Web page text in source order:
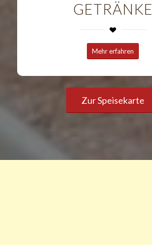
GETRÄNKE
Mehr erfahren
Zur Speisekarte